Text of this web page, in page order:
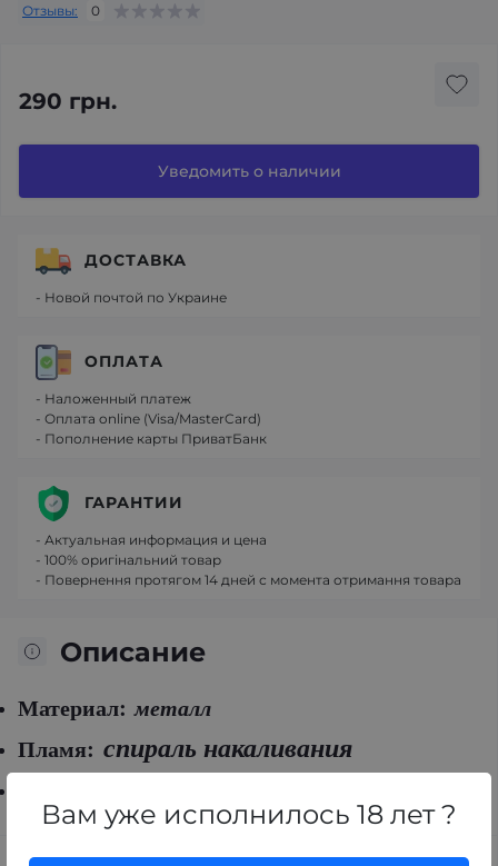
Вам уже исполнилось 18 лет ?
Отзывы: 0
290 грн.
Уведомить о наличии
Описание
Материал: металл
Пламя: спираль накаливания
ДОСТАВКА
- Новой почтой по Украине
ОПЛАТА
- Наложенный платеж
- Оплата online (Visa/MasterCard)
- Пополнение карты ПриватБанк
ГАРАНТИИ
- Актуальная информация и цена
- 100% оригінальний товар
- Повернення протягом 14 дней с момента отримання товара